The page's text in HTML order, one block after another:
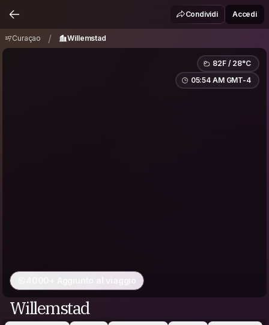
Condividi Accedi
Curaçao / Willemstad
82F / 28°C
05:54 AM GMT-4
4000+ Aggiunto al viaggio
Willemstad